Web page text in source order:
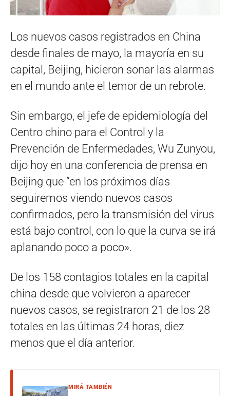
Los nuevos casos registrados en China
desde finales de mayo, la mayoría en su
capital, Beijing, hicieron sonar las alarmas
en el mundo ante el temor de un rebrote.
Sin embargo, el jefe de epidemiología del
Centro chino para el Control y la
Prevención de Enfermedades, Wu Zunyou,
dijo hoy en una conferencia de prensa en
Beijing que “en los próximos días
seguiremos viendo nuevos casos
confirmados, pero la transmisión del virus
está bajo control, con lo que la curva se irá
aplanando poco a poco».
De los 158 contagios totales en la capital
china desde que volvieron a aparecer
nuevos casos, se registraron 21 de los 28
totales en las últimas 24 horas, diez
menos que el día anterior.
MIRÁ TAMBIÉN